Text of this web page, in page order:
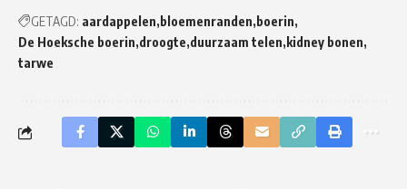
GETAGD: aardappelen bloemenranden boerin
De Hoeksche boerin droogte duurzaam telen kidney bonen
tarwe